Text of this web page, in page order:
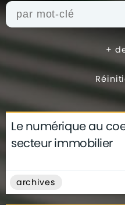
+
actualités
conseils
déco
technologie
Le numérique au
secteur immobilier
archives